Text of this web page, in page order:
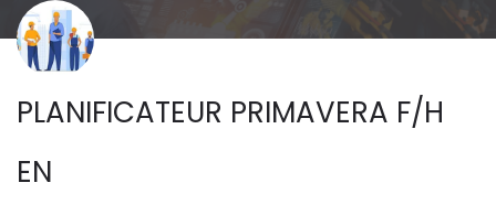
PLANIFICATEUR PRIMAVERA F/H
EN